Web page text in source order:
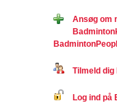
Ansøg om
Tilmeld dig
Log ind på